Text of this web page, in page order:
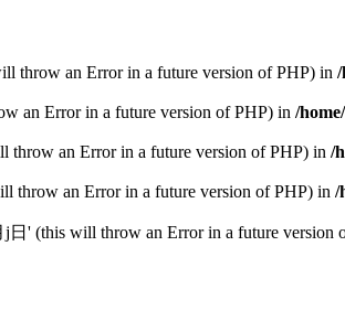
throw an Error in a future version of PHP) in /
an Error in a future version of PHP) in /
throw an Error in a future version of PHP) in /
throw an Error in a future version of PHP) in /
' (this will throw an Error in a future version